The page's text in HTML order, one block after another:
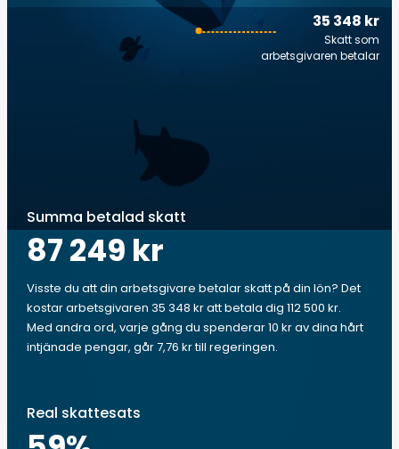
35 348 kr
Skatt som
arbetsgivaren betalar
Summa betalad skatt
87 249 kr
Visste du att din arbetsgivare betalar skatt på din lön? Det
kostar arbetsgivaren 35 348 kr att betala dig 112 500 kr.
Med andra ord, varje gång du spenderar 10 kr av dina hårt
intjänade pengar, går 7,76 kr till regeringen.
Real skattesats